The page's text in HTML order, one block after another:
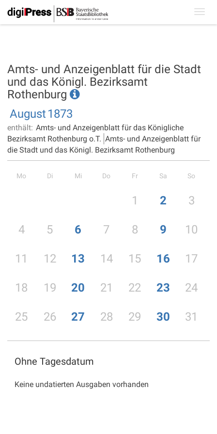
Amts- und Anzeigenblatt für die Stadt
und das Königl. Bezirksamt
Rothenburg
August 1873
enthält: Amts- und Anzeigenblatt für das Königliche
Bezirksamt Rothenburg o.T. Amts- und Anzeigenblatt für
die Stadt und das Königl. Bezirksamt Rothenburg
Mo Di Mi Do Fr Sa So
1 2 3
4 5 6 7 8 9 10
11 12 13 14 15 16 17
18 19 20 21 22 23 24
25 26 27 28 29 30 31
Ohne Tagesdatum
Keine undatierten Ausgaben vorhanden